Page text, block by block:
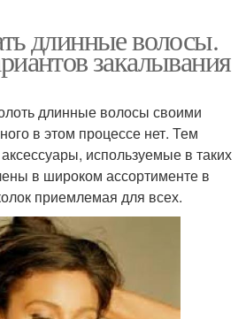
длинные волосы.
закалывания
длинные волосы своими
в этом процессе нет. Тем
используемые в таких
в широком ассортименте в
приемлемая для всех.